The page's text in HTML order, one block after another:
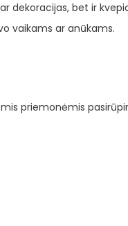
dekoracijas, bet ir
vaikams ar anūkams.
priemonėmis